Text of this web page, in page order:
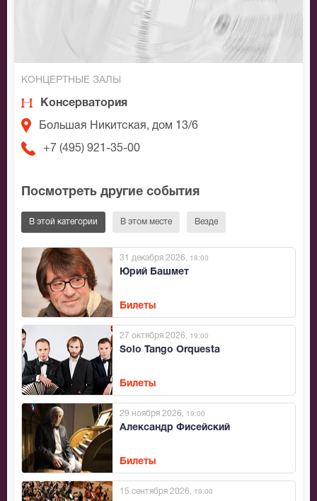
КОНЦЕРТНЫЕ ЗАЛЫ
Консерватория
Большая Никитская, дом 13/6
+7 (495) 921-35-00
Посмотреть другие события
В этой категории В этом месте Везде
Юрий Башмет
31 декабря 2026 , 18:00
Билеты
Solo Tango Orquesta
27 октября 2026 , 19:00
Билеты
Александр Фисейский
29 ноября 2026 , 19:00
Билеты
15 сентября 2026 , 19:00